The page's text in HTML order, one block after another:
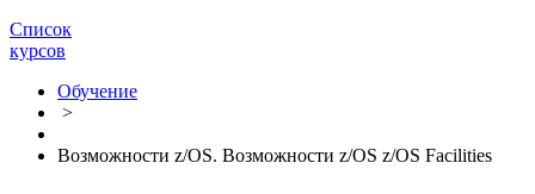
Список
курсов
Обучение
>
Возможности z/OS. Возможности z/OS z/OS Facilities